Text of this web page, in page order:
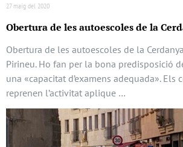
27 maig del 2020
Obertura de les autoescoles de la
Obertura de les autoescoles de la
Pirineu. Ho fan per la bona predisposició
una «capacitat d’examens adequada». Els
reprenen l’activitat aplique …